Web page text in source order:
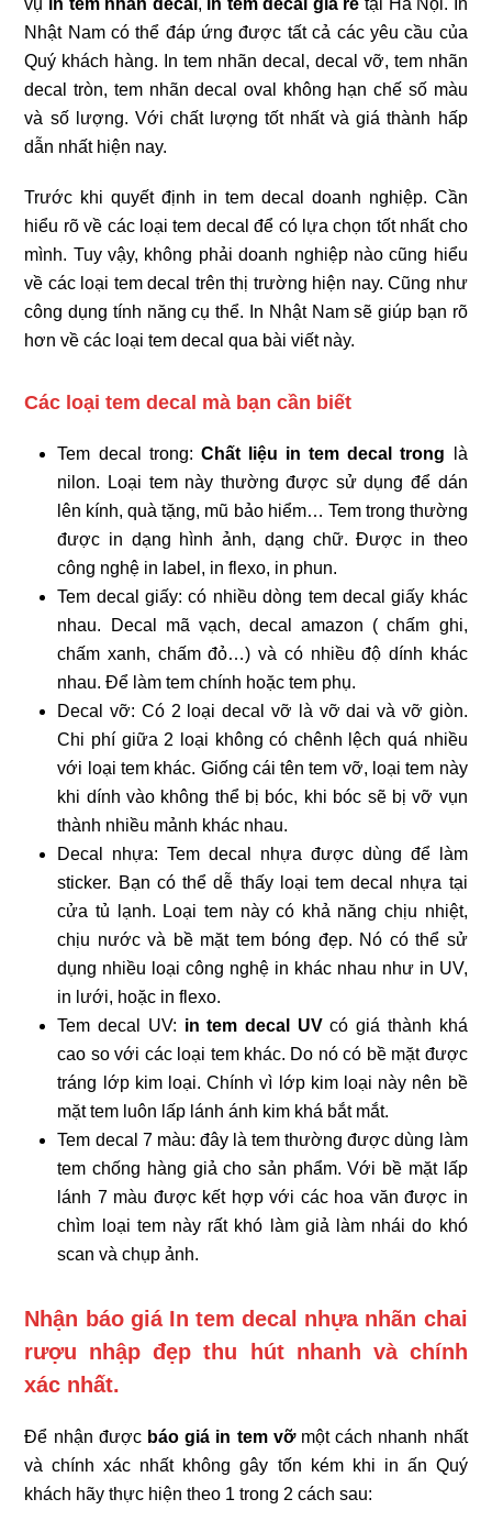
Nhật Nam có thể đáp ứng được tất cả các yêu cầu của
Quý khách hàng. In tem nhãn decal, decal vỡ, tem nhãn
decal tròn, tem nhãn decal oval không hạn chế số màu
và số lượng. Với chất lượng tốt nhất và giá thành hấp
dẫn nhất hiện nay.
Trước khi quyết định in tem decal doanh nghiệp. Cần
hiểu rõ về các loại tem decal để có lựa chọn tốt nhất cho
mình. Tuy vậy, không phải doanh nghiệp nào cũng hiểu
về các loại tem decal trên thị trường hiện nay. Cũng như
công dụng tính năng cụ thể. In Nhật Nam sẽ giúp bạn rõ
hơn về các loại tem decal qua bài viết này.
Các loại tem decal mà bạn cần biết
Tem decal trong: Chất liệu in tem decal trong là
nilon. Loại tem này thường được sử dụng để dán
lên kính, quà tặng, mũ bảo hiểm… Tem trong thường
được in dạng hình ảnh, dạng chữ. Được in theo
công nghệ in label, in flexo, in phun.
Tem decal giấy: có nhiều dòng tem decal giấy khác
nhau. Decal mã vạch, decal amazon ( chấm ghi,
chấm xanh, chấm đỏ…) và có nhiều độ dính khác
nhau. Để làm tem chính hoặc tem phụ.
Decal vỡ: Có 2 loại decal vỡ là vỡ dai và vỡ giòn.
Chi phí giữa 2 loại không có chênh lệch quá nhiều
với loại tem khác. Giống cái tên tem vỡ, loại tem này
khi dính vào không thể bị bóc, khi bóc sẽ bị vỡ vụn
thành nhiều mảnh khác nhau.
Decal nhựa: Tem decal nhựa được dùng để làm
sticker. Bạn có thể dễ thấy loại tem decal nhựa tại
cửa tủ lạnh. Loại tem này có khả năng chịu nhiệt,
chịu nước và bề mặt tem bóng đẹp. Nó có thể sử
dụng nhiều loại công nghệ in khác nhau như in UV,
in lưới, hoặc in flexo.
Tem decal UV: in tem decal UVcó giá thành khá
cao so với các loại tem khác. Do nó có bề mặt được
tráng lớp kim loại. Chính vì lớp kim loại này nên bề
mặt tem luôn lấp lánh ánh kim khá bắt mắt.
Tem decal 7 màu: đây là tem thường được dùng làm
tem chống hàng giả cho sản phẩm. Với bề mặt lấp
lánh 7 màu được kết hợp với các hoa văn được in
chìm loại tem này rất khó làm giả làm nhái do khó
scan và chụp ảnh.
Nhận báo giá In tem decal nhựa nhãn chai
rượu nhập đẹp thu hút nhanh và chính
xác nhất.
Để nhận được báo giá in tem vỡmột cách nhanh nhất
và chính xác nhất không gây tốn kém khi in ấn Quý
khách hãy thực hiện theo 1 trong 2 cách sau: